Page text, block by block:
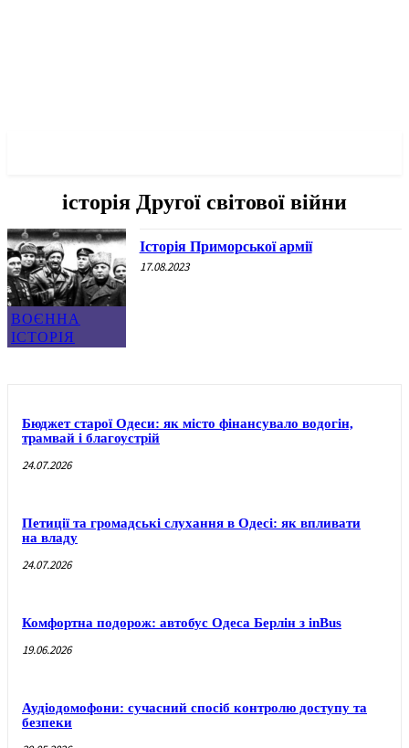
історія Другої світової війни
ВОЄННА
ІСТОРІЯ
Історія Приморської армії
17.08.2023
Бюджет старої Одеси: як місто фінансувало водогін,
трамвай і благоустрій
24.07.2026
Петиції та громадські слухання в Одесі: як впливати
на владу
24.07.2026
Комфортна подорож: автобус Одеса Берлін з inBus
19.06.2026
Аудіодомофони: сучасний спосіб контролю доступу та
безпеки